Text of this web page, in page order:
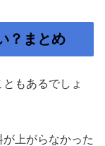
？まとめ
もあるでしょ
上がらなかった